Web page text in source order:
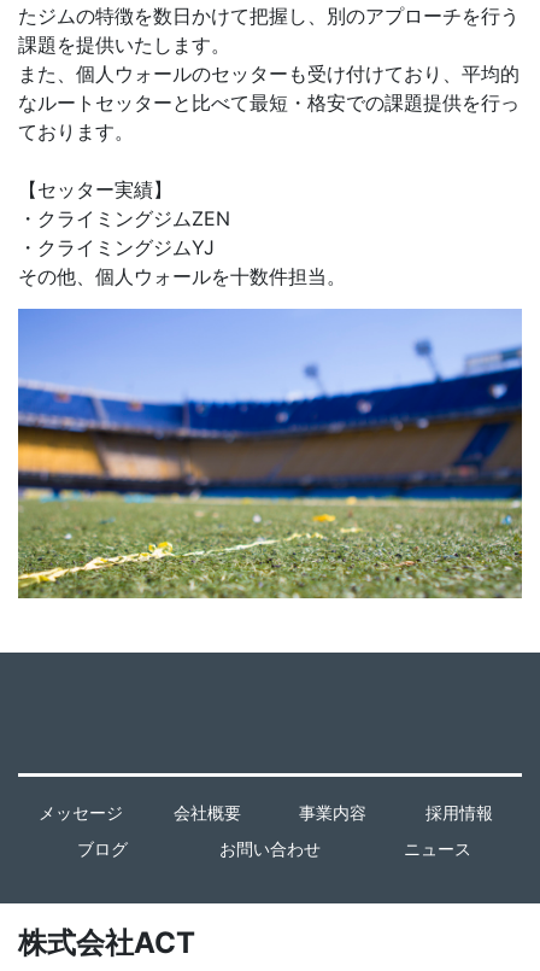
たジムの特徴を数日かけて把握し、別のアプローチを行う
課題を提供いたします。
また、個人ウォールのセッターも受け付けており、平均的
なルートセッターと比べて最短・格安での課題提供を行っ
ております。
【セッター実績】
・クライミングジムZEN
・クライミングジムYJ
その他、個人ウォールを十数件担当。
メッセージ 会社概要 事業内容
採用情報
ブログ
お問い合わせ ニュース
株式会社ACT